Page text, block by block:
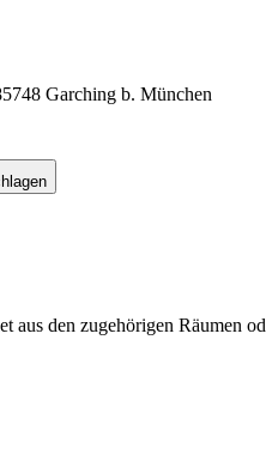
Garching b. München
aus den zugehörigen Räumen